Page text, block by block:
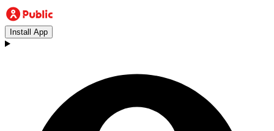
Install App